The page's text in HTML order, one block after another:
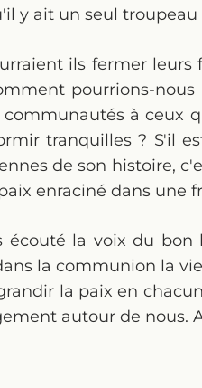
y ait un seul troupeau
ils fermer leurs
pourrions-
à ceux
tranquilles ? S'il
de son histoire,
enraciné dans une
écouté la voix du
la communion la
la paix en
autour de nous.